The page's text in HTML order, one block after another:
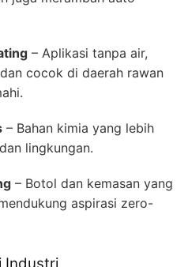
– Aplikasi tanpa air,
cocok di daerah rawan
– Bahan kimia yang lebih
lingkungan.
– Botol dan kemasan yang
aspirasi zero-
Industri